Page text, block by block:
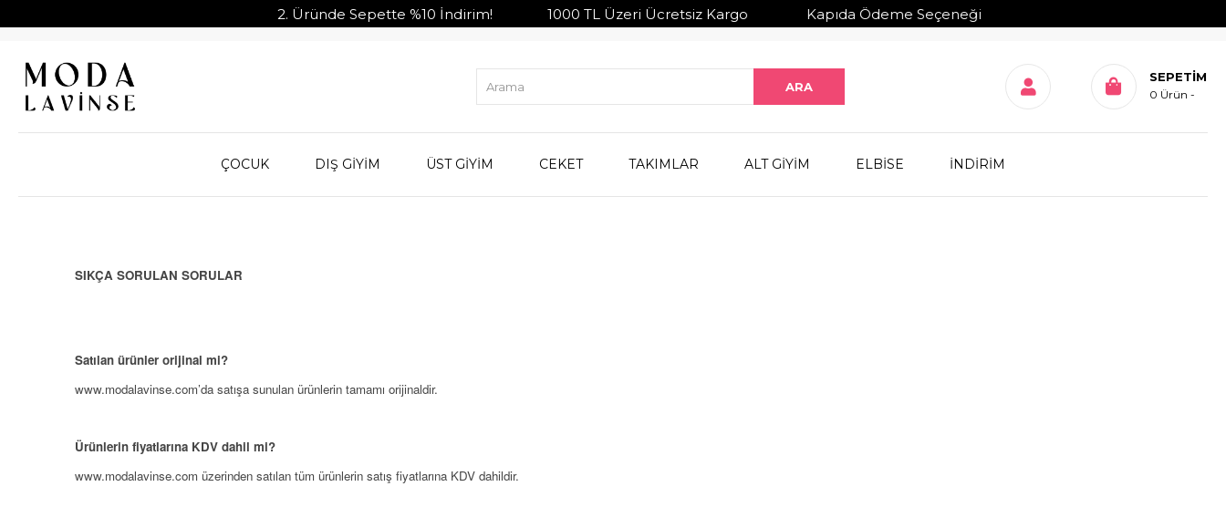
2. Üründe Sepette %10 İndirim! 1000 TL Üzeri Ücretsiz Kargo Kapıda Ödeme Seçeneği
SEPETIM
0 Ürün
ÇOCUK DIŞ GİYİM ÜST GİYİM CEKET TAKIMLAR ALT GİYİM ELBİSE İNDİRİM
SIKÇA SORULAN SORULAR
Satılan ürünler orijinal mi?
www.modalavinse.com’da satışa sunulan ürünlerin tamamı orijinaldir.
Ürünlerin fiyatlarına KDV dahil mi?
www.modalavinse.com üzerinden satılan tüm ürünlerin satış fiyatlarına KDV dahildir.